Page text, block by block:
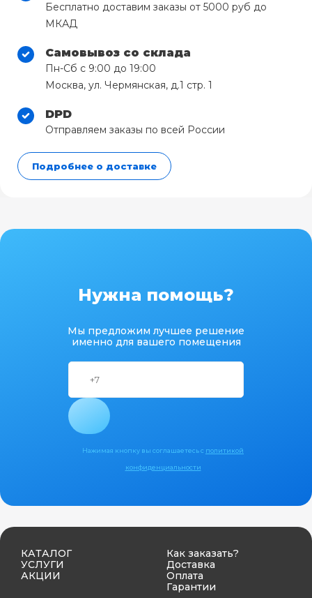
Бесплатно доставим заказы от 5000 руб до
МКАД
Самовывоз со склада
Пн-Сб с 9:00 до 19:00
Москва, ул. Чермянская, д.1 стр. 1
DPD
Отправляем заказы по всей России
Подробнее о доставке
Нужна помощь?
Мы предложим лучшее решение
именно для вашего помещения
Нажимая кнопку вы соглашаетесь с политикой
конфиденциальности
КАТАЛОГ
УСЛУГИ
АКЦИИ
Как заказать?
Доставка
Оплата
Гарантии